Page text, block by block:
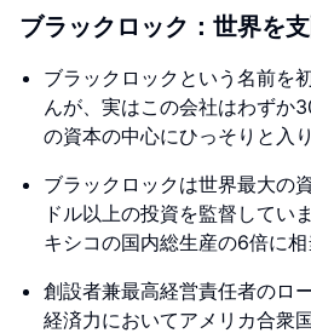
ブラックロック：世界を
ブラックロックという名前を
んが、実はこの会社はわずか
の資本の中心にひっそりと入
ブラックロックは世界最大の
ドル以上の投資を監督してい
キシコの国内総生産の6倍に相
創設者兼最高経営責任者のロ
経済力においてアメリカ合衆